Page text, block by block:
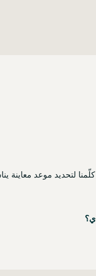
لتحديد موعد معاينة